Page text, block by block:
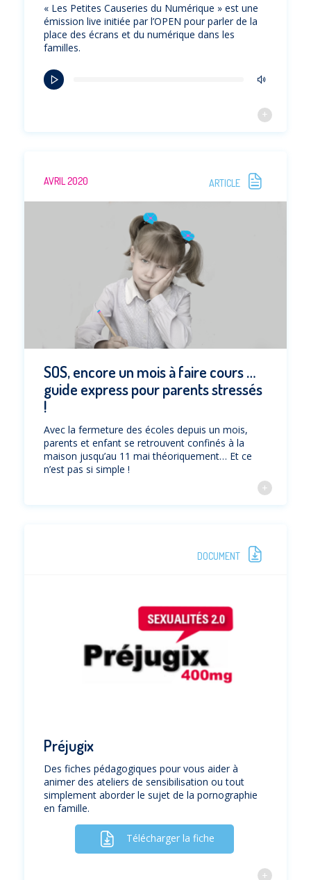
« Les Petites Causeries du Numérique » est une
émission live initiée par l’OPEN pour parler de la
place des écrans et du numérique dans les
familles.
AVRIL 2020 ARTICLE
SOS, encore un mois à faire cours …
guide express pour parents stressés
!
Avec la fermeture des écoles depuis un mois,
parents et enfant se retrouvent confinés à la
maison jusqu’au 11 mai théoriquement… Et ce
n’est pas si simple !
DOCUMENT
Préjugix
Des fiches pédagogiques pour vous aider à
animer des ateliers de sensibilisation ou tout
simplement aborder le sujet de la pornographie
en famille.
Télécharger la fiche